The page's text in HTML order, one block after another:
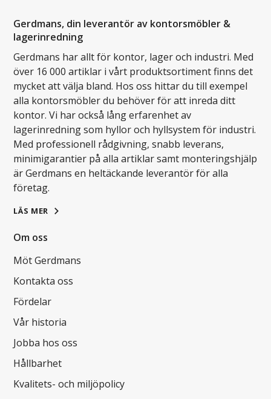
Gerdmans, din leverantör av kontorsmöbler &
lagerinredning
Gerdmans har allt för kontor, lager och industri. Med
över 16 000 artiklar i vårt produktsortiment finns det
mycket att välja bland. Hos oss hittar du till exempel
alla kontorsmöbler du behöver för att inreda ditt
kontor. Vi har också lång erfarenhet av
lagerinredning som hyllor och hyllsystem för industri.
Med professionell rådgivning, snabb leverans,
minimigarantier på alla artiklar samt monteringshjälp
är Gerdmans en heltäckande leverantör för alla
företag.
LÄS MER
Om oss
Möt Gerdmans
Kontakta oss
Fördelar
Vår historia
Jobba hos oss
Hållbarhet
Kvalitets- och miljöpolicy